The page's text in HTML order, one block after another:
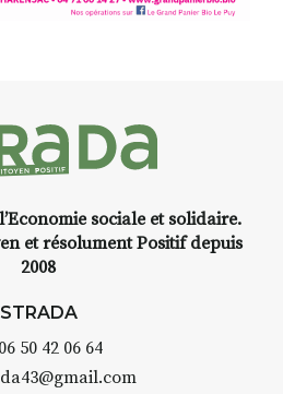
sociale et solidaire.
et résolument Positif depuis
2008
STRADA
06 50 42 06 64